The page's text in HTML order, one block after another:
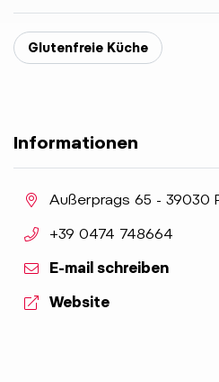
Glutenfreie Küche
Informationen
aria.location:
Außerprags 65 - 39030
aria.phone:
+39 0474 748664
E-mail schreiben
aria.website:
Website